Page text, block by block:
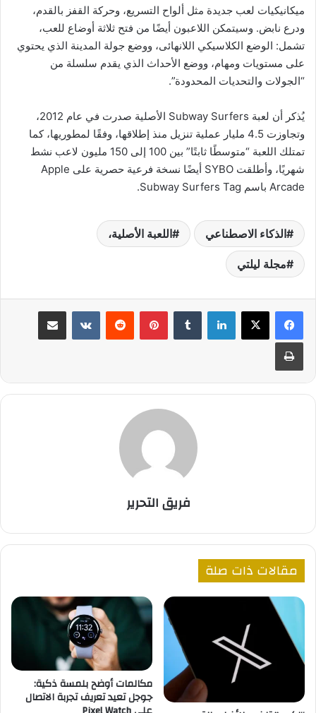
ميكانيكيات لعب جديدة مثل ألواح التسريع، وحركة القفز بالقدم،
ودرع نابض. وسيتمكن اللاعبون أيضًا من فتح ثلاثة أوضاع للعب،
تشمل: الوضع الكلاسيكي اللانهائى، ووضع جولة المدينة الذي يحتوي
على مستويات ومهام، ووضع الأحداث الذي يقدم سلسلة من
“الجولات والتحديات المحدودة”.
يُذكر أن لعبة Subway Surfers الأصلية صدرت في عام 2012،
وتجاوزت 4.5 مليار عملية تنزيل منذ إطلاقها، وفقًا لمطوريها، كما
تمتلك اللعبة “متوسطًا ثابتًا” بين 100 إلى 150 مليون لاعب نشط
شهريًا، وأطلقت SYBO أيضًا نسخة فرعية حصرية على Apple
Arcade باسم Subway Surfers Tag.
الذكاء الاصطناعي اللعبة الأصلية،
مجلة ليلتي
لينكدإن بينتيريست مشاركة عبر البريد
طباعة
فريق التحرير
مقالات ذات صلة
مكالمات أوضح بلمسة ذكية:
جوجل تعيد تعريف تجربة الاتصال